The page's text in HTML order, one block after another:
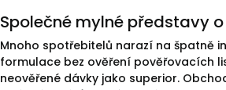
Společné mylné představy
Mnoho spotřebitelů narazí na špatně
formulace bez ověření pověřovacích
neověřené dávky jako superior.